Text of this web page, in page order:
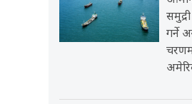
गर्ने